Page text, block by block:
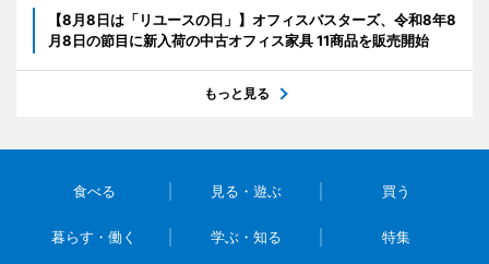
【8月8日は「リユースの日」】オフィスバスターズ、令和8年8
月8日の節目に新入荷の中古オフィス家具 11商品を販売開始
もっと見る
食べる 見る・遊ぶ 買う
暮らす・働く 学ぶ・知る 特集